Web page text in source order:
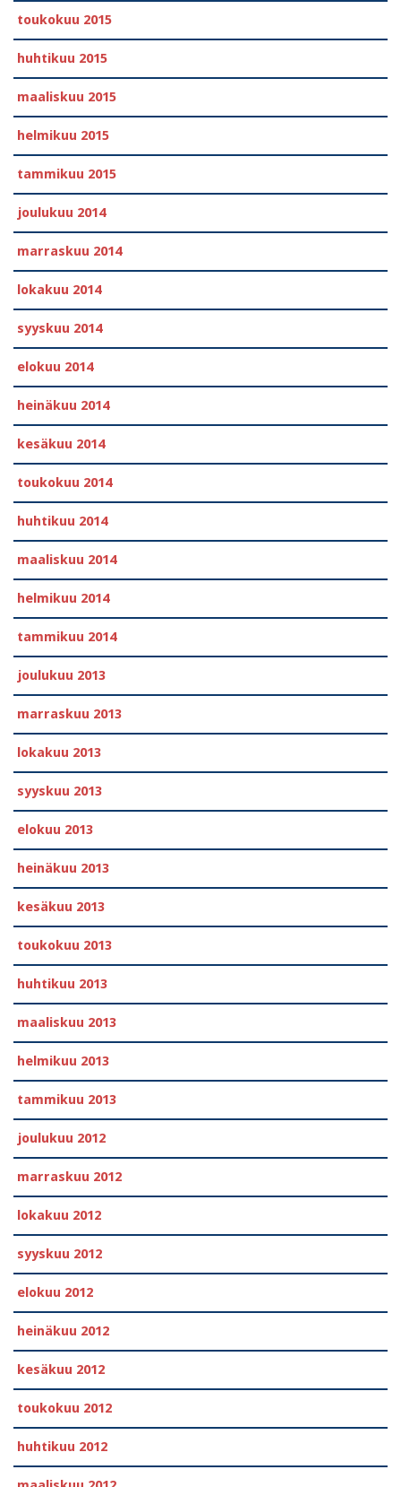
toukokuu 2015
huhtikuu 2015
maaliskuu 2015
helmikuu 2015
tammikuu 2015
joulukuu 2014
marraskuu 2014
lokakuu 2014
syyskuu 2014
elokuu 2014
heinäkuu 2014
kesäkuu 2014
toukokuu 2014
huhtikuu 2014
maaliskuu 2014
helmikuu 2014
tammikuu 2014
joulukuu 2013
marraskuu 2013
lokakuu 2013
syyskuu 2013
elokuu 2013
heinäkuu 2013
kesäkuu 2013
toukokuu 2013
huhtikuu 2013
maaliskuu 2013
helmikuu 2013
tammikuu 2013
joulukuu 2012
marraskuu 2012
lokakuu 2012
syyskuu 2012
elokuu 2012
heinäkuu 2012
kesäkuu 2012
toukokuu 2012
huhtikuu 2012